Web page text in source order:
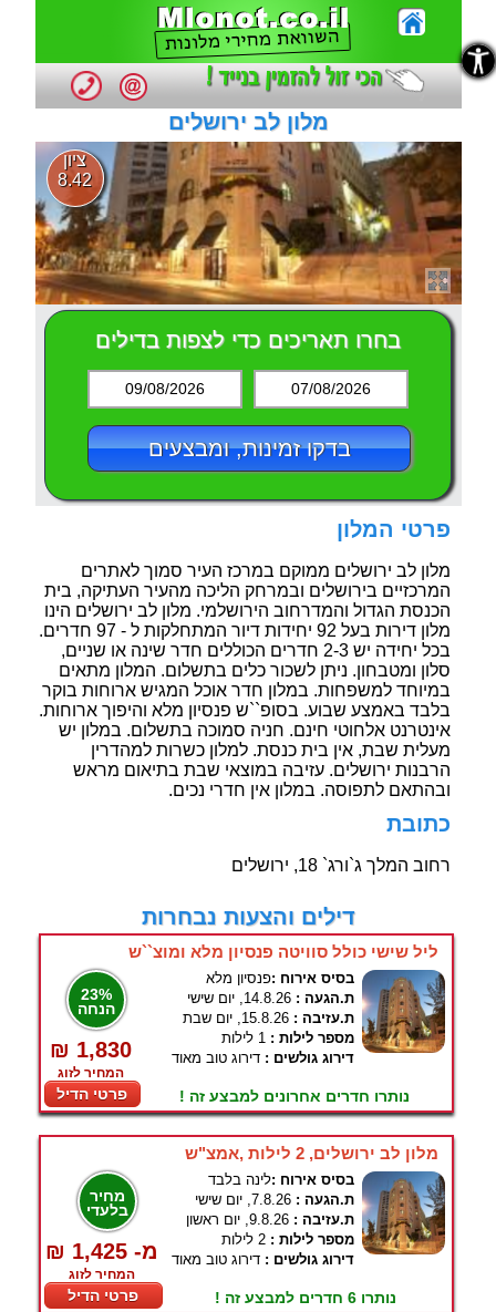
מלון לב ירושלים
ציון
8.42
בחרו תאריכים כדי לצפות בדילים
09/08/2026 07/08/2026
בדקו זמינות, ומבצעים
פרטי המלון
מלון לב ירושלים ממוקם במרכז העיר סמוך לאתרים
המרכזיים בירושלים ובמרחק הליכה מהעיר העתיקה, בית
הכנסת הגדול והמדרחוב הירושלמי. מלון לב ירושלים הינו
מלון דירות בעל 92 יחידות דיור המתחלקות ל - 97 חדרים.
בכל יחידה יש 2-3 חדרים הכוללים חדר שינה או שניים,
סלון ומטבחון. ניתן לשכור כלים בתשלום. המלון מתאים
במיוחד למשפחות. במלון חדר אוכל המגיש ארוחות בוקר
בלבד באמצע שבוע. בסופ``ש פנסיון מלא והיפוך ארוחות.
אינטרנט אלחוטי חינם. חניה סמוכה בתשלום. במלון יש
מעלית שבת, אין בית כנסת. למלון כשרות למהדרין
הרבנות ירושלים. עזיבה במוצאי שבת בתיאום מראש
ובהתאם לתפוסה. במלון אין חדרי נכים.
כתובת
רחוב המלך ג`ורג` 18, ירושלים
דילים והצעות נבחרות
ליל שישי כולל סוויטה פנסיון מלא ומוצ``ש
23%
הנחה
₪ 1,830
המחיר לזוג
פרטי הדיל
בסיס אירוח :פנסיון מלא
ת.הגעה : 14.8.26, יום שישי
ת.עזיבה : 15.8.26, יום שבת
מספר לילות : 1 לילות
דירוג גולשים : דירוג טוב מאוד
נותרו חדרים אחרונים למבצע זה !
מלון לב ירושלים, 2 לילות ,אמצ"ש
מחיר
בלעדי
₪ 1,425 -מ
המחיר לזוג
פרטי הדיל
בסיס אירוח :לינה בלבד
ת.הגעה : 7.8.26, יום שישי
ת.עזיבה : 9.8.26, יום ראשון
מספר לילות : 2 לילות
דירוג גולשים : דירוג טוב מאוד
נותרו 6 חדרים למבצע זה !
נגישות
נגישות